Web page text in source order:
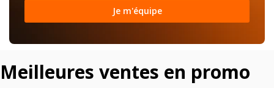
Je m'équipe
Meilleures ventes en promo